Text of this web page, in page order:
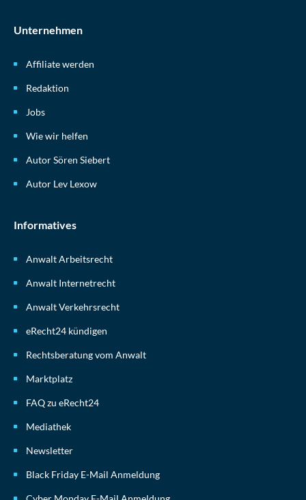
Unternehmen
Affiliate werden
Redaktion
Jobs
Wie wir helfen
Autor Sören Siebert
Autor Lev Lexow
Informatives
Anwalt Arbeitsrecht
Anwalt Internetrecht
Anwalt Verkehrsrecht
eRecht24 kündigen
Rechtsberatung vom Anwalt
Marktplatz
FAQ zu eRecht24
Mediathek
Newsletter
Black Friday E-Mail Anmeldung